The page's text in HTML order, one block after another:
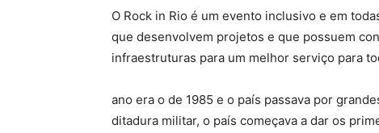
O Rock in Rio é um evento inclusivo e em
que desenvolvem projetos e que possuem
infraestruturas para um melhor serviço para
ano era o de 1985 e o país passava por
ditadura militar, o país começava a dar os